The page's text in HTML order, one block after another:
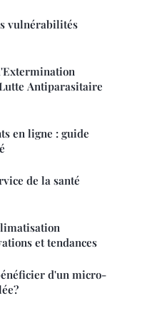
vulnérabilités
Antiparasitaire
en ligne : guide
de la santé
et tendances
d'un micro-